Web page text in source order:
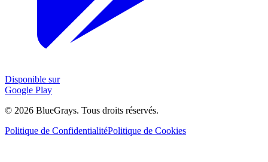
Disponible sur
Google Play
© 2026 BlueGrays. Tous droits réservés.
Politique de ConfidentialitéPolitique de Cookies